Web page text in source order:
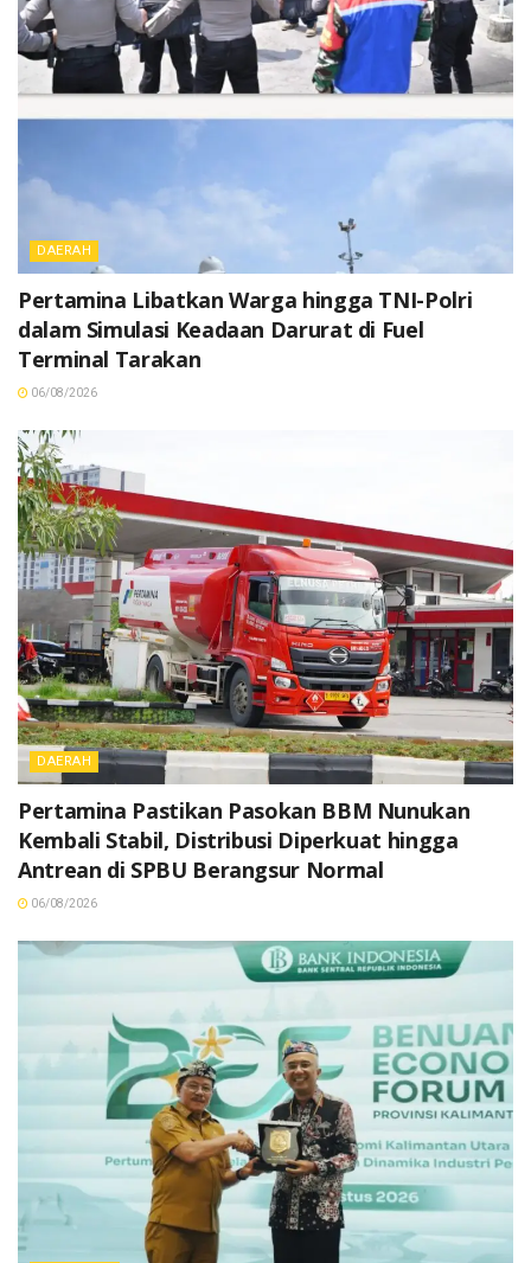
DAERAH
Pertamina Libatkan Warga hingga TNI-Polri
dalam Simulasi Keadaan Darurat di Fuel
Terminal Tarakan
06/08/2026
DAERAH
Pertamina Pastikan Pasokan BBM Nunukan
Kembali Stabil, Distribusi Diperkuat hingga
Antrean di SPBU Berangsur Normal
06/08/2026